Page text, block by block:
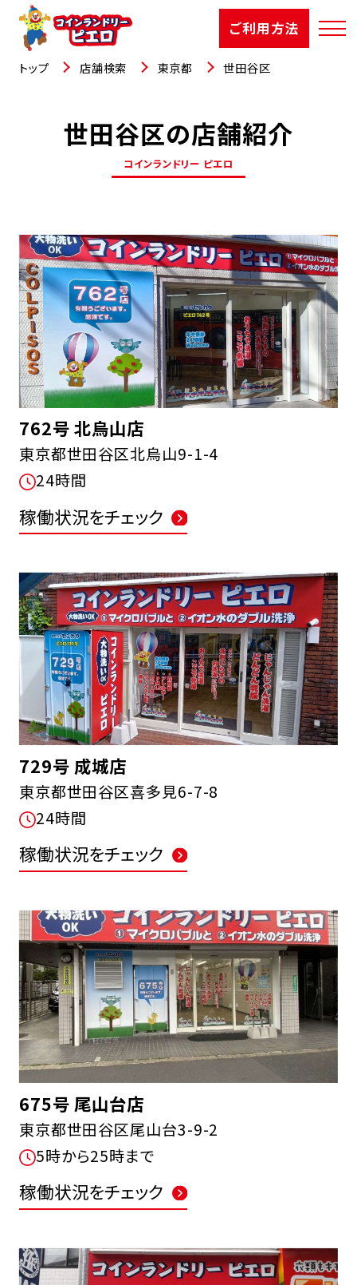
ご利用方法
店舗検索
ご利用方法
お知らせ
お役立コラム
よくあるご質問
トップ 店舗検索 東京都 世田谷区
世田谷区の店舗紹介
コインランドリー ピエロ
762号 北烏山店
東京都世田谷区北烏山9-1-4
24時間
稼働状況をチェック
729号 成城店
東京都世田谷区喜多見6-7-8
24時間
稼働状況をチェック
675号 尾山台店
東京都世田谷区尾山台3-9-2
5時から25時まで
稼働状況をチェック